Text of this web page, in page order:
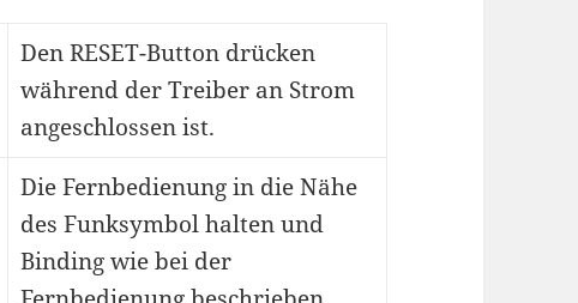
Den RESET-Button drücken
während der Treiber an Strom
angeschlossen ist.
Die Fernbedienung in die Nähe
des Funksymbol halten und
Binding wie bei der